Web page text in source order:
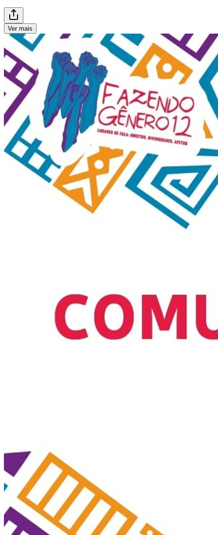
Ver mais